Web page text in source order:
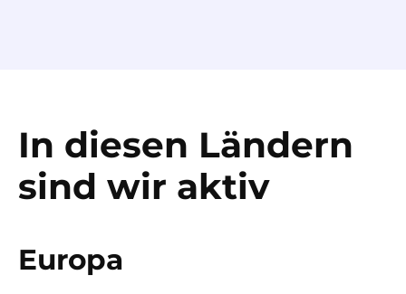
In diesen Ländern
sind wir aktiv
Europa